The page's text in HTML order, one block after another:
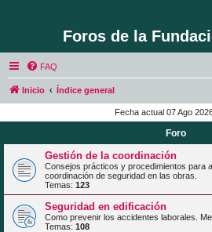
Foros de la
FAQ
Inicio Índice general
Fecha actual 07 Ago
Foro
Gestión de la coordinación
Consejos prácticos y procedimientos para
coordinación de seguridad en las obras.
Temas: 123
Seguridad en edificación
Como prevenir los accidentes laborales.
Temas: 108